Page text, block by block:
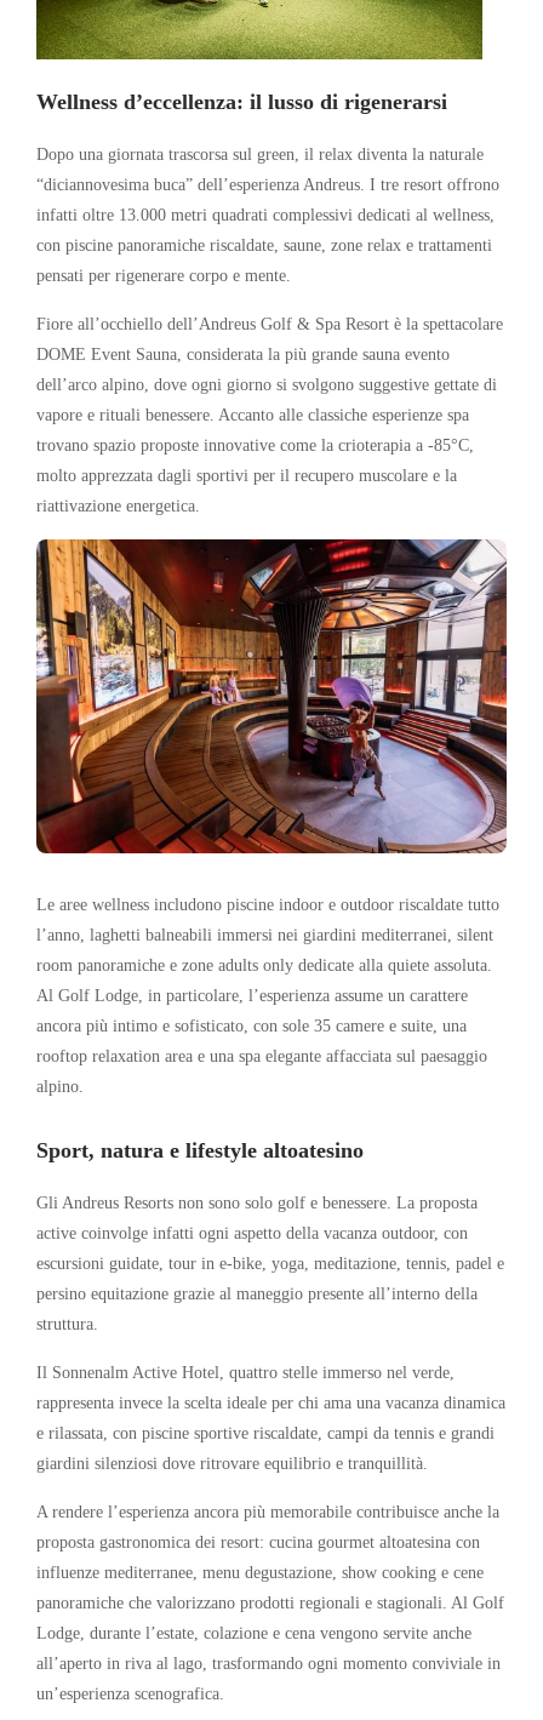
Wellness d’eccellenza: il lusso di rigenerarsi
Dopo una giornata trascorsa sul green, il relax diventa la naturale
“diciannovesima buca” dell’esperienza Andreus. I tre resort offrono
infatti oltre 13.000 metri quadrati complessivi dedicati al wellness,
con piscine panoramiche riscaldate, saune, zone relax e trattamenti
pensati per rigenerare corpo e mente.
Fiore all’occhiello dell’Andreus Golf & Spa Resort è la spettacolare
DOME Event Sauna, considerata la più grande sauna evento
dell’arco alpino, dove ogni giorno si svolgono suggestive gettate di
vapore e rituali benessere. Accanto alle classiche esperienze spa
trovano spazio proposte innovative come la crioterapia a -85°C,
molto apprezzata dagli sportivi per il recupero muscolare e la
riattivazione energetica.
Le aree wellness includono piscine indoor e outdoor riscaldate tutto
l’anno, laghetti balneabili immersi nei giardini mediterranei, silent
room panoramiche e zone adults only dedicate alla quiete assoluta.
Al Golf Lodge, in particolare, l’esperienza assume un carattere
ancora più intimo e sofisticato, con sole 35 camere e suite, una
rooftop relaxation area e una spa elegante affacciata sul paesaggio
alpino.
Sport, natura e lifestyle altoatesino
Gli Andreus Resorts non sono solo golf e benessere. La proposta
active coinvolge infatti ogni aspetto della vacanza outdoor, con
escursioni guidate, tour in e-bike, yoga, meditazione, tennis, padel e
persino equitazione grazie al maneggio presente all’interno della
struttura.
Il Sonnenalm Active Hotel, quattro stelle immerso nel verde,
rappresenta invece la scelta ideale per chi ama una vacanza dinamica
e rilassata, con piscine sportive riscaldate, campi da tennis e grandi
giardini silenziosi dove ritrovare equilibrio e tranquillità.
A rendere l’esperienza ancora più memorabile contribuisce anche la
proposta gastronomica dei resort: cucina gourmet altoatesina con
influenze mediterranee, menu degustazione, show cooking e cene
panoramiche che valorizzano prodotti regionali e stagionali. Al Golf
Lodge, durante l’estate, colazione e cena vengono servite anche
all’aperto in riva al lago, trasformando ogni momento conviviale in
un’esperienza scenografica.